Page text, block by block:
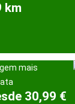
km
mais
30,99 €